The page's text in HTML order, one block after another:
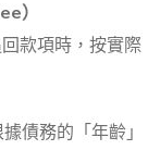
）
款項時，按實際
債務的「年齡」